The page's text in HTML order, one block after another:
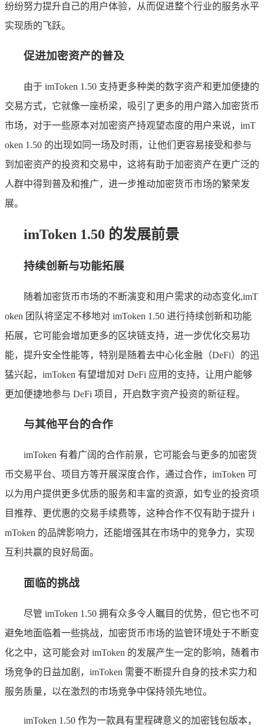
纷纷努力提升自己的用户体验，从而促进整个行业的服务水平
实现质的飞跃。
促进加密资产的普及
由于 imToken 1.50 支持更多种类的数字资产和更加便捷的
交易方式，它就像一座桥梁，吸引了更多的用户踏入加密货币
市场，对于一些原本对加密资产持观望态度的用户来说，imT
oken 1.50 的出现如同一场及时雨，让他们更容易接受和参与
到加密资产的投资和交易中，这将有助于加密资产在更广泛的
人群中得到普及和推广，进一步推动加密货币市场的繁荣发
展。
imToken 1.50 的发展前景
持续创新与功能拓展
随着加密货币市场的不断演变和用户需求的动态变化,imT
oken 团队将坚定不移地对 imToken 1.50 进行持续创新和功能
拓展，它可能会增加更多的区块链支持，进一步优化交易功
能，提升安全性能等，特别是随着去中心化金融（DeFi）的迅
猛兴起，imToken 有望增加对 DeFi 应用的支持，让用户能够
更加便捷地参与 DeFi 项目，开启数字资产投资的新征程。
与其他平台的合作
imToken 有着广阔的合作前景，它可能会与更多的加密货
币交易平台、项目方等开展深度合作，通过合作，imToken 可
以为用户提供更多优质的服务和丰富的资源，如专业的投资项
目推荐、更优惠的交易手续费等，这种合作不仅有助于提升 i
mToken 的品牌影响力，还能增强其在市场中的竞争力，实现
互利共赢的良好局面。
面临的挑战
尽管 imToken 1.50 拥有众多令人瞩目的优势，但它也不可
避免地面临着一些挑战，加密货币市场的监管环境处于不断变
化之中，这可能会对 imToken 的发展产生一定的影响，随着市
场竞争的日益加剧，imToken 需要不断提升自身的技术实力和
服务质量，以在激烈的市场竞争中保持领先地位。
imToken 1.50 作为一款具有里程碑意义的加密钱包版本，